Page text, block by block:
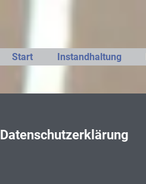
Start Instandhaltung
Datenschutzerklärung